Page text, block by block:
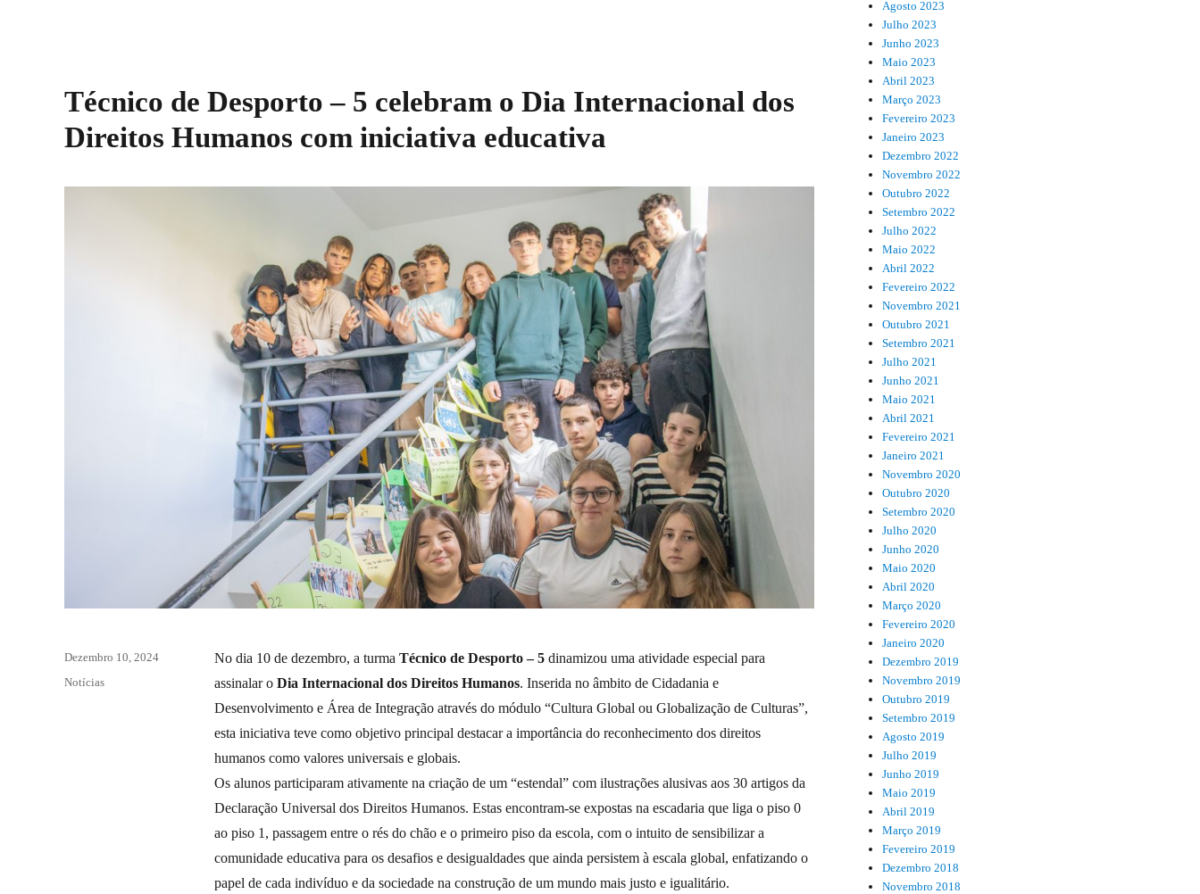
Técnico de Desporto – 5 celebram o Dia Internacional dos
Direitos Humanos com iniciativa educativa
No dia 10 de dezembro, a turma Técnico de Desporto – 5 dinamizou uma atividade especial para
assinalar o Dia Internacional dos Direitos Humanos. Inserida no âmbito de Cidadania e
Desenvolvimento e Área de Integração através do módulo “Cultura Global ou Globalização de Culturas”,
esta iniciativa teve como objetivo principal destacar a importância do reconhecimento dos direitos
humanos como valores universais e globais.
Os alunos participaram ativamente na criação de um “estendal” com ilustrações alusivas aos 30 artigos da
Declaração Universal dos Direitos Humanos. Estas encontram-se expostas na escadaria que liga o piso 0
ao piso 1, passagem entre o rés do chão e o primeiro piso da escola, com o intuito de sensibilizar a
comunidade educativa para os desafios e desigualdades que ainda persistem à escala global, enfatizando o
papel de cada indivíduo e da sociedade na construção de um mundo mais justo e igualitário.
Posted
on
Dezembro 10, 2024
Categories
Notícias
Agosto 2023
Julho 2023
Junho 2023
Maio 2023
Abril 2023
Março 2023
Fevereiro 2023
Janeiro 2023
Dezembro 2022
Novembro 2022
Outubro 2022
Setembro 2022
Julho 2022
Maio 2022
Abril 2022
Fevereiro 2022
Novembro 2021
Outubro 2021
Setembro 2021
Julho 2021
Junho 2021
Maio 2021
Abril 2021
Fevereiro 2021
Janeiro 2021
Novembro 2020
Outubro 2020
Setembro 2020
Julho 2020
Junho 2020
Maio 2020
Abril 2020
Março 2020
Fevereiro 2020
Janeiro 2020
Dezembro 2019
Novembro 2019
Outubro 2019
Setembro 2019
Agosto 2019
Julho 2019
Junho 2019
Maio 2019
Abril 2019
Março 2019
Fevereiro 2019
Dezembro 2018
Novembro 2018